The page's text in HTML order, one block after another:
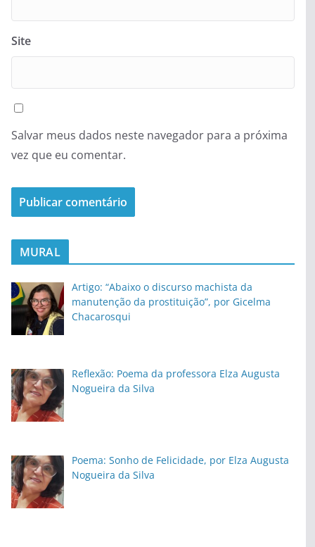
Site
Salvar meus dados neste navegador para a próxima
vez que eu comentar.
MURAL
Artigo: “Abaixo o discurso machista da
manutenção da prostituição”, por Gicelma
Chacarosqui
Reflexão: Poema da professora Elza Augusta
Nogueira da Silva
Poema: Sonho de Felicidade, por Elza Augusta
Nogueira da Silva